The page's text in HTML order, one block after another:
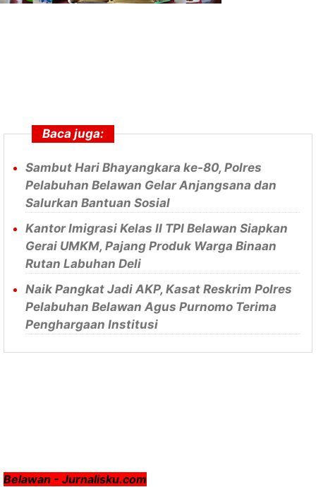
Baca juga:
Sambut Hari Bhayangkara ke-80, Polres
Pelabuhan Belawan Gelar Anjangsana dan
Salurkan Bantuan Sosial
Kantor Imigrasi Kelas II TPI Belawan Siapkan
Gerai UMKM, Pajang Produk Warga Binaan
Rutan Labuhan Deli
Naik Pangkat Jadi AKP, Kasat Reskrim Polres
Pelabuhan Belawan Agus Purnomo Terima
Penghargaan Institusi
Belawan - Jurnalisku.com